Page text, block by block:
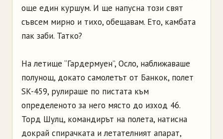
още един куршум. И ще напусна този свят
съвсем мирно и тихо, обещавам. Ето, камбата
пак заби. Татко?
На летище “Гардермуен”, Осло, наближаваше
полунощ, докато самолетът от Банкок, полет
SK-459, рулираше по пистата към
определеното за него място до изход 46.
Торд Шулц, командирът на полета, натисна
докрай спирачката и летателният апарат,